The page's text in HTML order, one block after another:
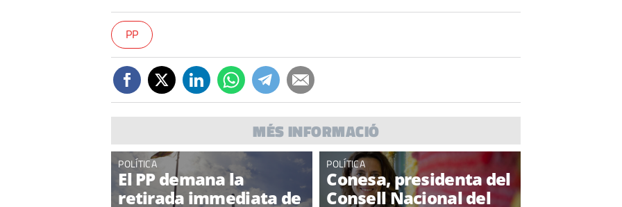
PP
MÉS INFORMACIÓ
POLÍTICA
El PP demana la
retirada immediata de
POLÍTICA
Conesa, presidenta del
Consell Nacional del